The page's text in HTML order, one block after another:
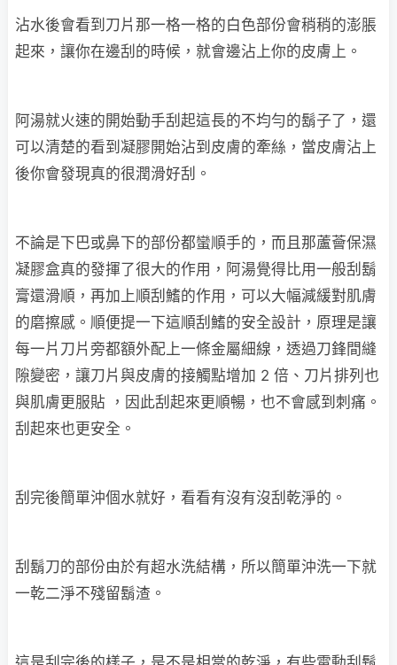
沾水後會看到刀片那一格一格的白色部份會稍稍的澎脹
起來，讓你在邊刮的時候，就會邊沾上你的皮膚上。
阿湯就火速的開始動手刮起這長的不均勻的鬍子了，還
可以清楚的看到凝膠開始沾到皮膚的牽絲，當皮膚沾上
後你會發現真的很潤滑好刮。
不論是下巴或鼻下的部份都蠻順手的，而且那蘆薈保濕
凝膠盒真的發揮了很大的作用，阿湯覺得比用一般刮鬍
膏還滑順，再加上順刮鰭的作用，可以大幅減緩對肌膚
的磨擦感。順便提一下這順刮鰭的安全設計，原理是讓
每一片刀片旁都額外配上一條金屬細線，透過刀鋒間縫
隙變密，讓刀片與皮膚的接觸點增加 2 倍、刀片排列也
與肌膚更服貼 ，因此刮起來更順暢，也不會感到刺痛。
刮起來也更安全。
刮完後簡單沖個水就好，看看有沒有沒刮乾淨的。
刮鬍刀的部份由於有超水洗結構，所以簡單沖洗一下就
一乾二淨不殘留鬍渣。